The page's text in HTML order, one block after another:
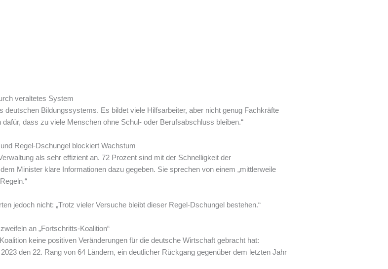
veraltetes System
deutschen Bildungssystems. Es bildet viele Hilfsarbeiter, aber nicht genug Fachkräfte
dass zu viele Menschen ohne Schul- oder Berufsabschluss bleiben.“
Regel-Dschungel blockiert Wachstum
als sehr effizient an. 72 Prozent sind mit der Schnelligkeit der
Minister klare Informationen dazu gegeben. Sie sprechen von einem „mittlerweile
jedoch nicht: „Trotz vieler Versuche bleibt dieser Regel-Dschungel bestehen.“
an „Fortschritts-Koalition“
keine positiven Veränderungen für die deutsche Wirtschaft gebracht hat:
den 22. Rang von 64 Ländern, ein deutlicher Rückgang gegenüber dem letzten Jahr